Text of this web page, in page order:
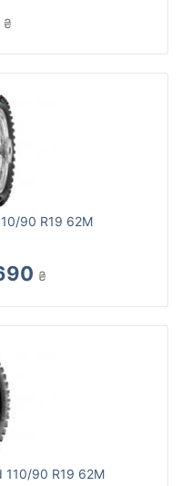
₴
90 R19 62M
₴
110/90 R19 62M